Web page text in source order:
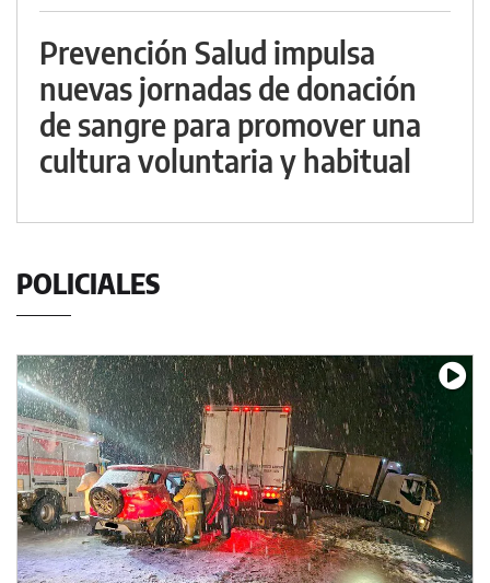
Prevención Salud impulsa
nuevas jornadas de donación
de sangre para promover una
cultura voluntaria y habitual
POLICIALES